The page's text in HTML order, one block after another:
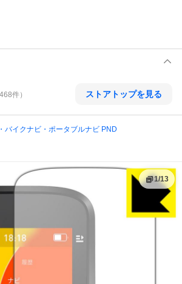
件） ストアトップを見る
バイクナビ・ポータブルナビ PND
1/13